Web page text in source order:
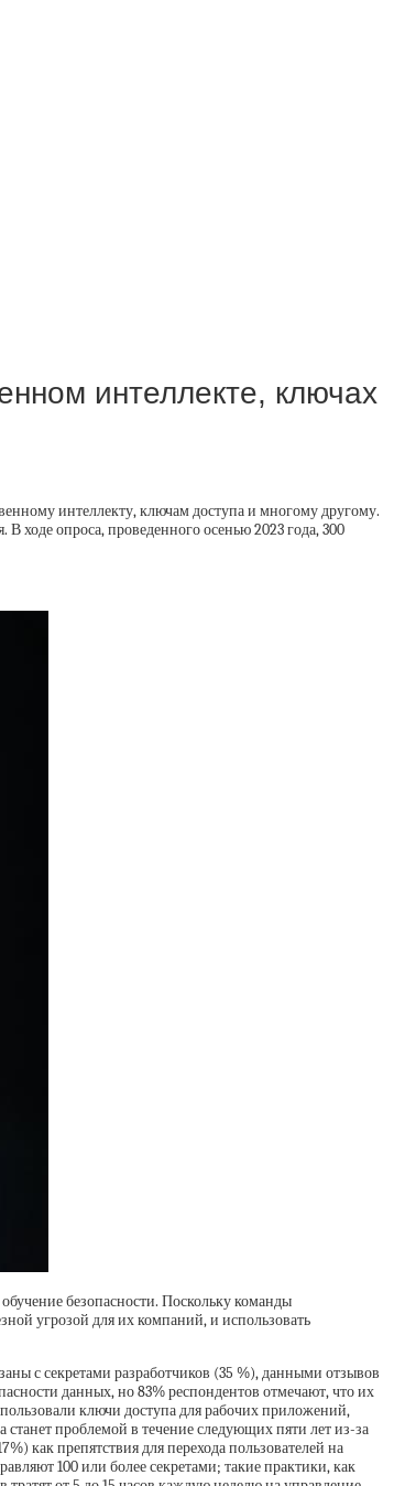
интеллекте, ключах
интеллекту, ключам доступа и многому другому.
ходе опроса, проведенного осенью 2023 года, 300
безопасности. Поскольку команды
угрозой для их компаний, и использовать
с секретами разработчиков (35 %), данными отзывов
данных, но 83% респондентов отмечают, что их
ключи доступа для рабочих приложений,
проблемой в течение следующих пяти лет из-за
как препятствия для перехода пользователей на
100 или более секретами; такие практики, как